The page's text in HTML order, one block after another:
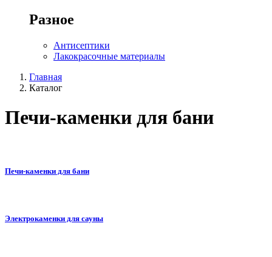
Разное
Антисептики
Лакокрасочные материалы
Главная
Каталог
Печи-каменки для бани
Печи-каменки для бани
Электрокаменки для сауны